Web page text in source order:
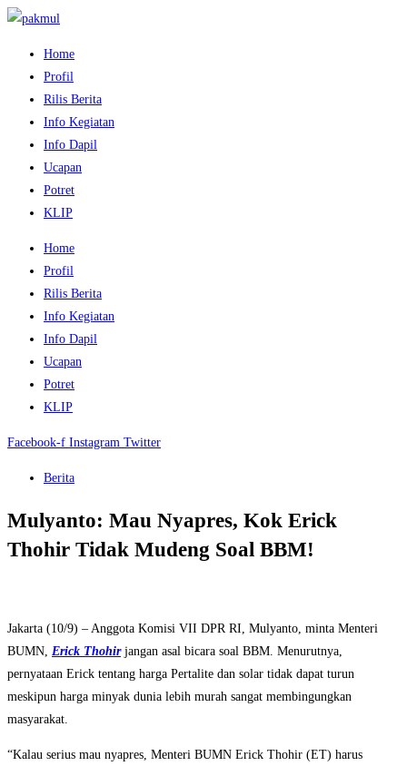
Home
Profil
Rilis Berita
Info Kegiatan
Info Dapil
Ucapan
Potret
KLIP
Home
Profil
Rilis Berita
Info Kegiatan
Info Dapil
Ucapan
Potret
KLIP
Facebook-f Instagram Twitter
Berita
Mulyanto: Mau Nyapres, Kok Erick
Thohir Tidak Mudeng Soal BBM!
Jakarta (10/9) – Anggota Komisi VII DPR RI, Mulyanto, minta Menteri
BUMN, Erick Thohirjangan asal bicara soal BBM. Menurutnya,
pernyataan Erick tentang harga Pertalite dan solar tidak dapat turun
meskipun harga minyak dunia lebih murah sangat membingungkan
masyarakat.
“Kalau serius mau nyapres, Menteri BUMN Erick Thohir (ET) harus